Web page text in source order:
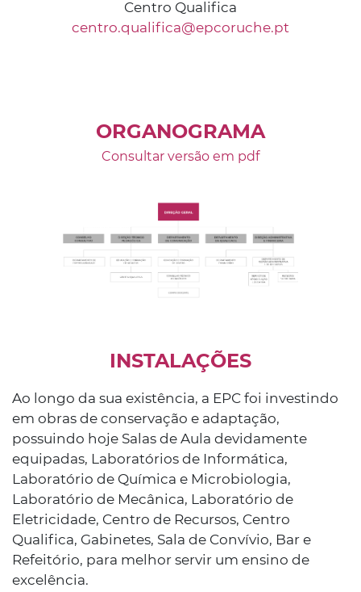
Centro Qualifica
centro.qualifica@epcoruche.pt
ORGANOGRAMA
Consultar versão em pdf
INSTALAÇÕES
Ao longo da sua existência, a EPC foi investindo
em obras de conservação e adaptação,
possuindo hoje Salas de Aula devidamente
equipadas, Laboratórios de Informática,
Laboratório de Química e Microbiologia,
Laboratório de Mecânica, Laboratório de
Eletricidade, Centro de Recursos, Centro
Qualifica, Gabinetes, Sala de Convívio, Bar e
Refeitório, para melhor servir um ensino de
excelência.